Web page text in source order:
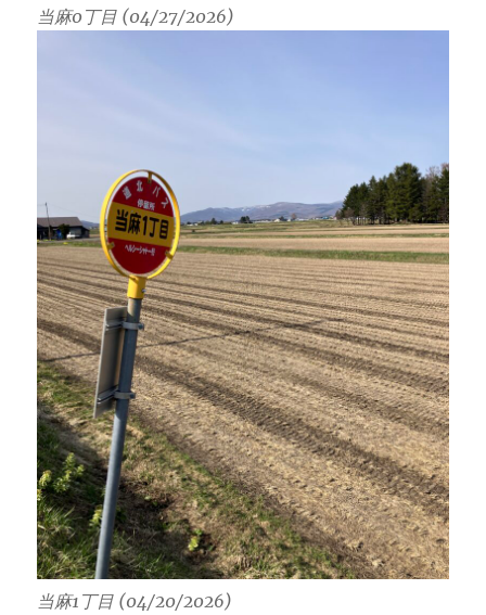
当麻0丁目 (04/27/2026)
当麻1丁目 (04/20/2026)